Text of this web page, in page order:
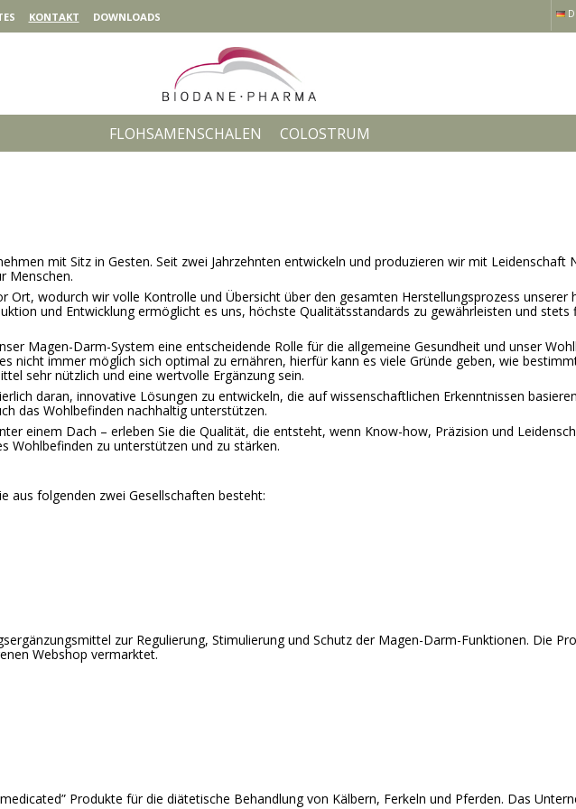
KONTAKT DOWNLOADS
FLOHSAMENSCHALEN COLOSTRUM
mit Sitz in Gesten. Seit zwei Jahrzehnten entwickeln und produzieren wir mit
Menschen.
wodurch wir volle Kontrolle und Übersicht über den gesamten Herstellungsprozess unserer
und Entwicklung ermöglicht es uns, höchste Qualitätsstandards zu gewährleisten und
Magen-Darm-System eine entscheidende Rolle für die allgemeine Gesundheit und unser
nicht immer möglich sich optimal zu ernähren, hierfür kann es viele Gründe geben, wie
sehr nützlich und eine wertvolle Ergänzung sein.
daran, innovative Lösungen zu entwickeln, die auf wissenschaftlichen Erkenntnissen
das Wohlbefinden nachhaltig unterstützen.
einem Dach – erleben Sie die Qualität, die entsteht, wenn Know-how, Präzision und
Wohlbefinden zu unterstützen und zu stärken.
aus folgenden zwei Gesellschaften besteht:
zur Regulierung, Stimulierung und Schutz der Magen-Darm-Funktionen. Die
Webshop vermarktet.
Produkte für die diätetische Behandlung von Kälbern, Ferkeln und Pferden. Das